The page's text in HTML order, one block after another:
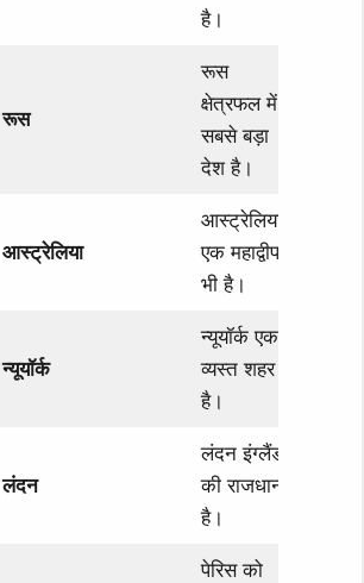
है।
रूस
रूस
क्षेत्रफल में
सबसे बड़ा
देश है।
आस्ट्रेलिया
आस्ट्रेलिया
एक महाद्वीप
भी है।
न्यूयॉर्क
न्यूयॉर्क एक
व्यस्त शहर
है।
लंदन
लंदन इंग्लैंड
की राजधानी
है।
पेरिस को